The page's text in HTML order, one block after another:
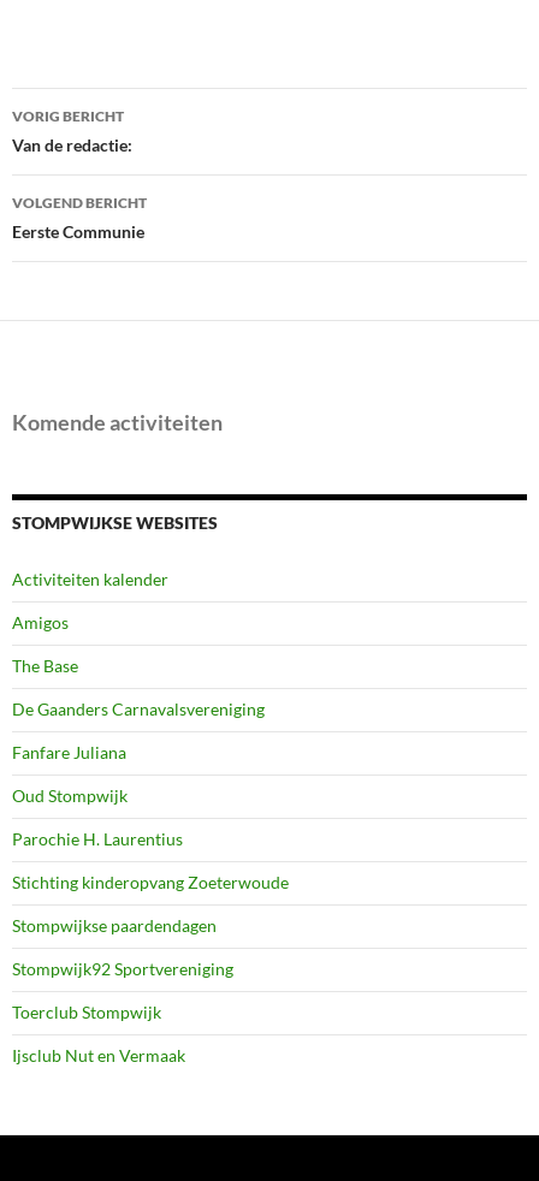
Bericht
navigatie
VORIG BERICHT
Van de redactie:
VOLGEND BERICHT
Eerste Communie
Komende activiteiten
STOMPWIJKSE WEBSITES
Activiteiten kalender
Amigos
The Base
De Gaanders Carnavalsvereniging
Fanfare Juliana
Oud Stompwijk
Parochie H. Laurentius
Stichting kinderopvang Zoeterwoude
Stompwijkse paardendagen
Stompwijk92 Sportvereniging
Toerclub Stompwijk
Ijsclub Nut en Vermaak